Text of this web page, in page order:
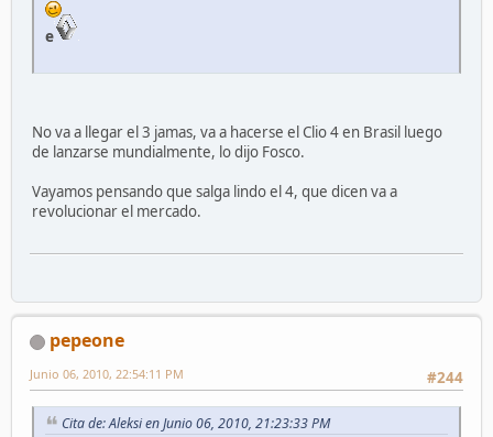
e
No va a llegar el 3 jamas, va a hacerse el Clio 4 en Brasil luego
de lanzarse mundialmente, lo dijo Fosco.
Vayamos pensando que salga lindo el 4, que dicen va a
revolucionar el mercado.
pepeone
#244
Junio 06, 2010, 22:54:11 PM
Cita de: Aleksi en Junio 06, 2010, 21:23:33 PM